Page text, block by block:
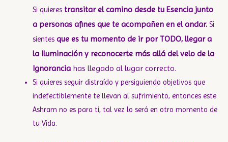
Si quierestransitar el camino desde tu Esencia junto
a personas afines que te acompañen en el andar. Si
sientes que es tu momento de ir por TODO, llegar a
la Iluminación y reconocerte más allá del velo de la
Ignoranciahas llegado al lugar correcto.
Si quieres seguir distraído y persiguiendo objetivos que
indefectiblemente te llevan al sufrimiento, entonces este
Ashram no es para ti, tal vez lo será en otro momento de
tu Vida.